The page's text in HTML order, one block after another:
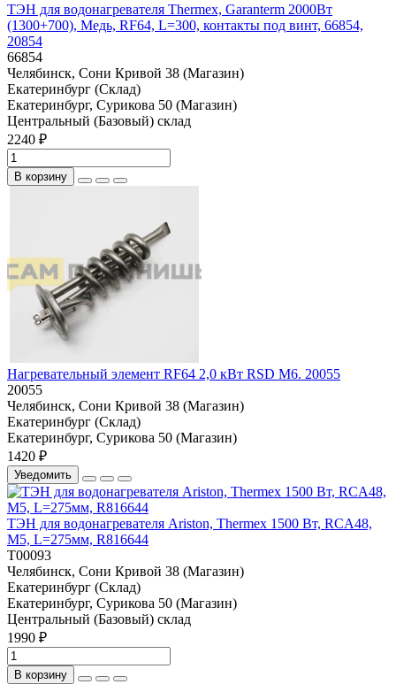
ТЭН для водонагревателя Thermex, Garanterm 2000Вт
(1300+700), Медь, RF64, L=300, контакты под винт, 66854,
20854
66854
Челябинск, Сони Кривой 38 (Магазин)
Екатеринбург (Склад)
Екатеринбург, Сурикова 50 (Магазин)
Центральный (Базовый) склад
2240 ₽
В корзину
Нагревательный элемент RF64 2,0 кВт RSD M6. 20055
20055
Челябинск, Сони Кривой 38 (Магазин)
Екатеринбург (Склад)
Екатеринбург, Сурикова 50 (Магазин)
1420 ₽
Уведомить
ТЭН для водонагревателя Ariston, Thermex 1500 Вт, RCA48,
M5, L=275мм, R816644
T00093
Челябинск, Сони Кривой 38 (Магазин)
Екатеринбург (Склад)
Екатеринбург, Сурикова 50 (Магазин)
Центральный (Базовый) склад
1990 ₽
В корзину